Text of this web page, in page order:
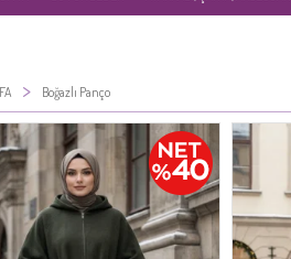
> Boğazlı Panço